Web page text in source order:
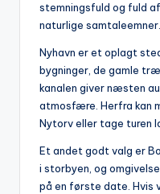
stemningsfuld og fuld
naturlige samtaleemner.
Nyhavn er et oplagt
bygninger, de gamle
kanalen giver næsten
atmosfære. Herfra kan
Nytorv eller tage turen
Et andet godt valg er
i storbyen, og
på en første date. Hvis